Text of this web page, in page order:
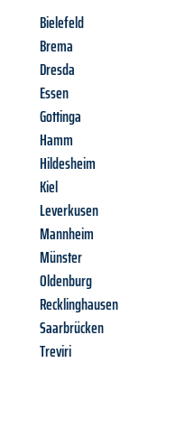
Bielefeld
Brema
Dresda
Essen
Gottinga
Hamm
Hildesheim
Kiel
Leverkusen
Mannheim
Münster
Oldenburg
Recklinghausen
Saarbrücken
Treviri